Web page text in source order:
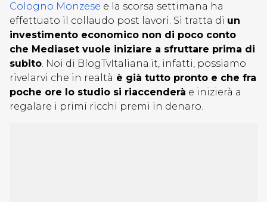
Cologno Monzese e la scorsa settimana ha
effettuato il collaudo post lavori. Si tratta di un
investimento economico non di poco conto
che Mediaset vuole iniziare a sfruttare prima di
subito. Noi di BlogTvItaliana.it, infatti, possiamo
rivelarvi che in realtà è già tutto pronto e che fra
poche ore lo studio si riaccenderà e inizierà a
regalare i primi ricchi premi in denaro.